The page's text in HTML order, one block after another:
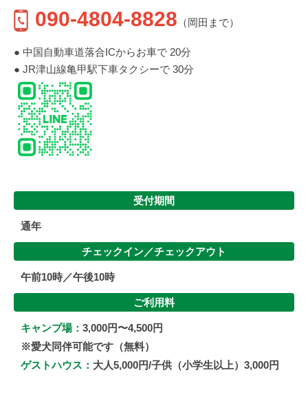
090-4804-8828 （岡田まで）
● 中国自動車道落合ICからお車で 20分
● JR津山線亀甲駅下車タクシーで 30分
受付期間
通年
チェックイン／チェックアウト
午前10時／午後10時
ご利用料
キャンプ場： 3,000円〜4,500円
※愛犬同伴可能です（無料）
ゲストハウス： 大人5,000円/子供（小学生以上）3,000円